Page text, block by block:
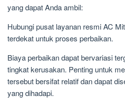
yang dapat Anda ambil:
Hubungi pusat layanan resmi AC
terdekat untuk proses perbaikan.
Biaya perbaikan dapat bervariasi
tingkat kerusakan. Penting untuk
tersebut bersifat relatif dan dapat
yang dihadapi.